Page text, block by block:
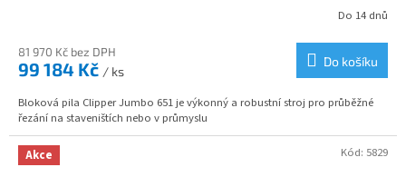
M
A
Do 14 dnů
81 970 Kč bez DPH
99 184 Kč / ks
Do košíku
Bloková pila Clipper Jumbo 651 je výkonný a robustní stroj pro průběžné
řezání na staveništích nebo v průmyslu
Akce Kód: 5829